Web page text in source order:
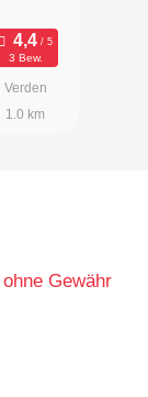
3 Bew.
Verden
1.0 km
ohne Gewähr